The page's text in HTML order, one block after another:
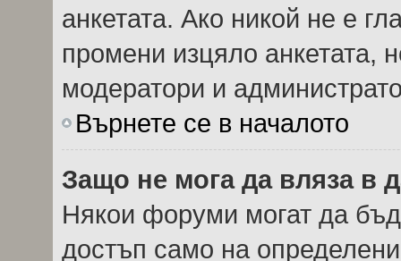
анкетата. Ако никой не е
промени изцяло анкетата,
модератори и
Върнете се в началото
Защо не мога да вляза в
Някои форуми могат да
достъп само на